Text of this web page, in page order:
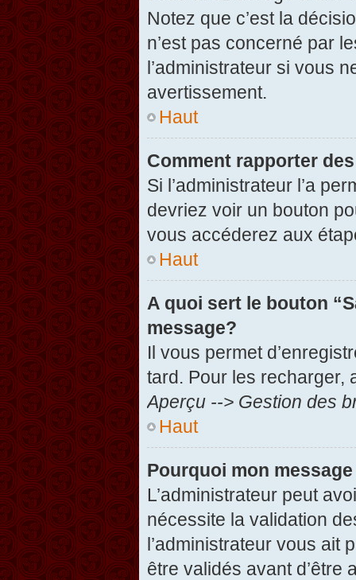
Notez que c’est la
n’est pas concerné par
l’administrateur si vous
avertissement.
Haut
Comment rapporter
Si l’administrateur l’a
devriez voir un bouton
vous accéderez aux
Haut
A quoi sert le bouton
message?
Il vous permet
tard. Pour les recharger,
Aperçu --> Gestion des
Haut
Pourquoi mon
L’administrateur peut
nécessite la validation
l’administrateur vous ait
être validés avant d’être